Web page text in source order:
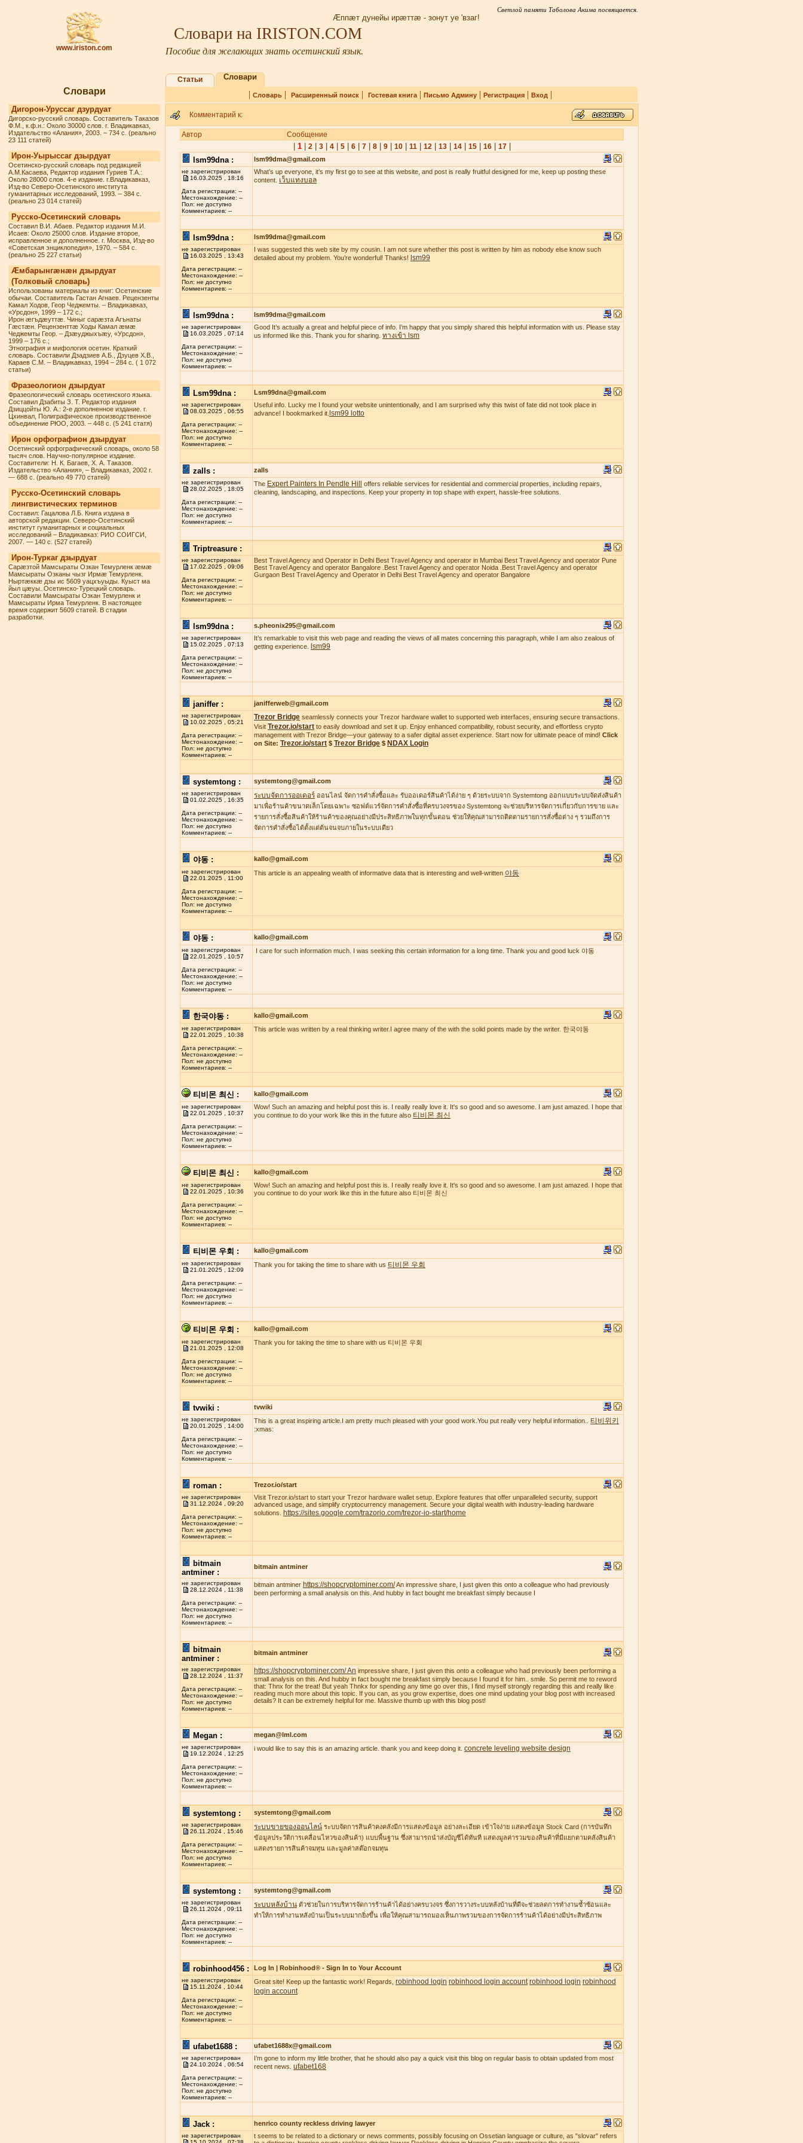
www.iriston.com
Светлой памяти Таболова Акима посвящается.
Æппæт дунейы ирæттæ - зонут уе 'взаг!
Словари на IRISTON.COM
Пособие для желающих знать осетинский язык.
Словари
Дигорон-Уруссаг дзурдуат
Дигорско-русский словарь. Составитель Таказов
Ф.М., к.ф.н.: Около 30000 слов. г. Владикавказ,
Издательство «Алания», 2003. – 734 с. (реально
23 111 статей)
Ирон-Уырыссаг дзырдуат
Осетинско-русский словарь под редакцией
А.М.Касаева, Редактор издания Гуриев Т.А.:
Около 28000 слов. 4-е издание. г.Владикавказ,
Изд-во Северо-Осетинского института
гуманитарных исследований, 1993. – 384 с.
(реально 23 014 статей)
Русско-Осетинский словарь
Составил В.И. Абаев. Редактор издания М.И.
Исаев: Около 25000 слов. Издание второе,
исправленное и дополненное. г. Москва, Изд-во
«Советская энциклопедия», 1970. – 584 с.
(реально 25 227 статьи)
Æмбарынгæнæн дзырдуат
(Толковый словарь)
Использованы материалы из книг: Осетинские
обычаи. Составитель Гастан Агнаев. Рецензенты
Камал Ходов, Геор Чеджемты. – Владикавказ,
«Урсдон», 1999 – 172 с.;
Ирон æгъдæуттæ. Чиныг сарæзта Агънаты
Гæстæн. Рецензенттæ Ходы Камал æмæ
Чеджемты Геор. – Дзæуджыхъæу, «Урсдон»,
1999 – 176 с.;
Этнография и мифология осетин. Краткий
словарь. Составили Дзадзиев А.Б., Дзуцев Х.В.,
Караев С.М. – Владикавказ, 1994 – 284 с. ( 1 072
статьи)
Фразеологион дзырдуат
Фразеологический словарь осетинского языка.
Составил Дзабиты З. Т. Редактор издания
Дзиццойты Ю. А.: 2-е дополненное издание. г.
Цхинвал, Полиграфическое производственное
объединение РЮО, 2003. – 448 с. (5 241 статя)
Ирон орфографион дзырдуат
Осетинский орфографический словарь, около 58
тысяч слов. Научно-популярное издание.
Составители: Н. К. Багаев, Х. А. Таказов.
Издательство «Алания», – Владикавказ, 2002 г.
— 688 с. (реально 49 770 статей)
Русско-Осетинский словарь
лингвистических терминов
Составил: Гацалова Л.Б. Книга издана в
авторской редакции. Северо-Осетинский
институт гуманитарных и социальных
исследований – Владикавказ: РИО СОИГСИ,
2007. — 140 с. (527 статей)
Ирон-Туркаг дзырдуат
Сарæзтой Мамсыраты Озкан Темурленк æмæ
Мамсыраты Озканы чызг Ирмæ Темурленк.
Ныртæккæ дзы ис 5609 уацхъуыды. Куыст ма
йыл цæуы. Осетинско-Турецкий словарь.
Составили Мамсыраты Озкан Темурленк и
Мамсыраты Ирма Темурленк. В настоящее
время содержит 5609 статей. В стадии
разработки.
Статьи Словари
| Словарь| Расширенный поиск| Гостевая книга| Письмо Админу| Регистрация| Вход |
Комментарий к:
Автор Сообщение
1| 2| 3| 4| 5| 6| 7| 8| 9| 10| 11| 12| 13| 14| 15| 16| 17|
lsm99dna :
lsm99dma@gmail.com
не зарегистрирован
16.03.2025 , 18:16
Дата регистрации: --
Местонахождение: --
Пол: не доступно
Комментариев: --
What’s up everyone, it’s my first go to see at this website, and post is really fruitful designed for me, keep up posting these
content. เว็บแทงบอล
lsm99dna : lsm99dma@gmail.com
не зарегистрирован
16.03.2025 , 13:43
Дата регистрации: --
Местонахождение: --
Пол: не доступно
Комментариев: --
I was suggested this web site by my cousin. I am not sure whether this post is written by him as nobody else know such
detailed about my problem. You’re wonderful! Thanks! lsm99
lsm99dna : lsm99dma@gmail.com
не зарегистрирован
16.03.2025 , 07:14
Дата регистрации: --
Местонахождение: --
Пол: не доступно
Комментариев: --
Good It’s actually a great and helpful piece of info. I’m happy that you simply shared this helpful information with us. Please stay
us informed like this. Thank you for sharing. ทางเข้า lsm
Lsm99dna : Lsm99dna@gmail.com
не зарегистрирован
08.03.2025 , 06:55
Дата регистрации: --
Местонахождение: --
Пол: не доступно
Комментариев: --
Useful info. Lucky me I found your website unintentionally, and I am surprised why this twist of fate did not took place in
advance! I bookmarked it. lsm99 lotto
zalls : zalls
не зарегистрирован
28.02.2025 , 18:05
Дата регистрации: --
Местонахождение: --
Пол: не доступно
Комментариев: --
The Expert Painters In Pendle Hill
offers reliable services for residential and commercial properties, including repairs,
cleaning, landscaping, and inspections. Keep your property in top shape with expert, hassle-free solutions.
Triptreasure :
не зарегистрирован
17.02.2025 , 09:06
Дата регистрации: --
Местонахождение: --
Пол: не доступно
Комментариев: --
Best Travel Agency and Operator in Delhi Best Travel Agency and operator in Mumbai Best Travel Agency and operator Pune
Best Travel Agency and operator Bangalore .Best Travel Agency and operator Noida .Best Travel Agency and operator
Gurgaon Best Travel Agency and Operator in Delhi Best Travel Agency and operator Bangalore
lsm99dna : s.pheonix295@gmail.com
не зарегистрирован
15.02.2025 , 07:13
Дата регистрации: --
Местонахождение: --
Пол: не доступно
Комментариев: --
It’s remarkable to visit this web page and reading the views of all mates concerning this paragraph, while I am also zealous of
getting experience.
lsm99
janiffer : janifferweb@gmail.com
не зарегистрирован
10.02.2025 , 05:21
Дата регистрации: --
Местонахождение: --
Пол: не доступно
Комментариев: --
Trezor Bridge seamlessly connects your Trezor hardware wallet to supported web interfaces, ensuring secure transactions.
Visit Trezor.io/start to easily download and set it up. Enjoy enhanced compatibility, robust security, and effortless crypto
management with Trezor Bridge—your gateway to a safer digital asset experience. Start now for ultimate peace of mind! Click
on Site: Trezor.io/start $ Trezor Bridge $ NDAX Login
systemtong : systemtong@gmail.com
не зарегистрирован
01.02.2025 , 16:35
Дата регистрации: --
Местонахождение: --
Пол: не доступно
Комментариев: --
ระบบจัดการออเดอร์ ออนไลน์ จัดการคำสั่งซื้อและ รับออเดอร์สินค้าได้ง่าย ๆ ด้วยระบบจาก Systemtong ออกแบบระบบจัดส่งสินค้า
มาเพื่อร้านค้าขนาดเล็กโดยเฉพาะ ซอฟต์แวร์จัดการคำสั่งซื้อที่ครบวงจรของ Systemtong จะช่วยบริหารจัดการเกี่ยวกับการขาย และ
รายการสั่งซื้อสินค้าให้ร้านค้าของคุณอย่างมีประสิทธิภาพในทุกขั้นตอน ช่วยให้คุณสามารถติดตามรายการสั่งซื้อต่าง ๆ รวมถึงการ
จัดการคำสั่งซื้อได้ตั้งแต่ต้นจนจบภายในระบบเดียว
야동 : kallo@gmail.com
не зарегистрирован
22.01.2025 , 11:00
Дата регистрации: --
Местонахождение: --
Пол: не доступно
Комментариев: --
This article is an appealing wealth of informative data that is interesting and well-written 야동
야동 : kallo@gmail.com
не зарегистрирован
22.01.2025 , 10:57
Дата регистрации: --
Местонахождение: --
Пол: не доступно
Комментариев: --
I care for such information much. I was seeking this certain information for a long time. Thank you and good luck 야동
한국야동 : kallo@gmail.com
не зарегистрирован
22.01.2025 , 10:38
Дата регистрации: --
Местонахождение: --
Пол: не доступно
Комментариев: --
This article was written by a real thinking writer.I agree many of the with the solid points made by the writer. 한국야동
티비몬 최신 : kallo@gmail.com
не зарегистрирован
22.01.2025 , 10:37
Дата регистрации: --
Местонахождение: --
Пол: не доступно
Комментариев: --
Wow! Such an amazing and helpful post this is. I really really love it. It's so good and so awesome. I am just amazed. I hope that
you continue to do your work like this in the future also 티비몬 최신
티비몬 최신 : kallo@gmail.com
не зарегистрирован
22.01.2025 , 10:36
Дата регистрации: --
Местонахождение: --
Пол: не доступно
Комментариев: --
Wow! Such an amazing and helpful post this is. I really really love it. It's so good and so awesome. I am just amazed. I hope that
you continue to do your work like this in the future also 티비몬 최신
티비몬 우회 : kallo@gmail.com
не зарегистрирован
21.01.2025 , 12:09
Дата регистрации: --
Местонахождение: --
Пол: не доступно
Комментариев: --
Thank you for taking the time to share with us 티비몬 우회
티비몬 우회 : kallo@gmail.com
не зарегистрирован
21.01.2025 , 12:08
Дата регистрации: --
Местонахождение: --
Пол: не доступно
Комментариев: --
Thank you for taking the time to share with us 티비몬 우회
tvwiki : tvwiki
не зарегистрирован
20.01.2025 , 14:00
Дата регистрации: --
Местонахождение: --
Пол: не доступно
Комментариев: --
This is a great inspiring article.I am pretty much pleased with your good work.You put really very helpful information.. 티비위키
:xmas:
roman : Trezor.io/start
не зарегистрирован
31.12.2024 , 09:20
Дата регистрации: --
Местонахождение: --
Пол: не доступно
Комментариев: --
Visit Trezor.io/start to start your Trezor hardware wallet setup. Explore features that offer unparalleled security, support
advanced usage, and simplify cryptocurrency management. Secure your digital wealth with industry-leading hardware
solutions.
https://sites.google.com/trazorio.com/trezor-io-start/home
bitmain
antminer :
bitmain antminer
не зарегистрирован
28.12.2024 , 11:38
Дата регистрации: --
Местонахождение: --
Пол: не доступно
Комментариев: --
bitmain antminer https://shopcryptominer.com/An impressive share, I just given this onto a colleague who had previously
been performing a small analysis on this. And hubby in fact bought me breakfast simply because I
bitmain
antminer :
bitmain antminer
не зарегистрирован
28.12.2024 , 11:37
Дата регистрации: --
Местонахождение: --
Пол: не доступно
Комментариев: --
https://shopcryptominer.com/ An impressive share, I just given this onto a colleague who had previously been performing a
small analysis on this. And hubby in fact bought me breakfast simply because I found it for him.. smile. So permit me to reword
that: Thnx for the treat! But yeah Thnkx for spending any time go over this, I find myself strongly regarding this and really like
reading much more about this topic. If you can, as you grow expertise, does one mind updating your blog post with increased
details? It can be extremely helpful for me. Massive thumb up with this blog post!
Megan : megan@lml.com
не зарегистрирован
19.12.2024 , 12:25
Дата регистрации: --
Местонахождение: --
Пол: не доступно
Комментариев: --
i would like to say this is an amazing article. thank you and keep doing it. concrete leveling website design
systemtong : systemtong@gmail.com
не зарегистрирован
26.11.2024 , 15:46
Дата регистрации: --
Местонахождение: --
Пол: не доступно
Комментариев: --
ระบบขายของออนไลน์ ระบบจัดการสินค้าคงคลังมีการแสดงข้อมูล อย่างละเอียด เข้าใจง่าย แสดงข้อมูล Stock Card (การบันทึก
ข้อมูลประวัติการเคลื่อนไหวของสินค้า) แบบพื้นฐาน ซึ่งสามารถนำส่งบัญชีได้ทันที แสดงมูลค่ารวมของสินค้าที่มีแยกตามคลังสินค้า
แสดงรายการสินค้าจมทุน และมูลค่าสต๊อกจมทุน
systemtong : systemtong@gmail.com
не зарегистрирован
26.11.2024 , 09:11
Дата регистрации: --
Местонахождение: --
Пол: не доступно
Комментариев: --
ระบบหลังบ้าน ตัวช่วยในการบริหารจัดการร้านค้าได้อย่างครบวงจร ซึ่งการวางระบบหลังบ้านที่ดีจะช่วยลดการทำงานซ้ำซ้อนและ
ทำให้การทำงานหลังบ้านเป็นระบบมากยิ่งขึ้น เพื่อให้คุณสามารถมองเห็นภาพรวมของการจัดการร้านค้าได้อย่างมีประสิทธิภาพ
robinhood456 : Log In | Robinhood® - Sign In to Your Account
не зарегистрирован
15.11.2024 , 10:44
Дата регистрации: --
Местонахождение: --
Пол: не доступно
Комментариев: --
Great site! Keep up the fantastic work! Regards, robinhood login robinhood login account robinhood login robinhood
login account
ufabet1688 : ufabet1688x@gmail.com
не зарегистрирован
24.10.2024 , 06:54
Дата регистрации: --
Местонахождение: --
Пол: не доступно
Комментариев: --
I’m gone to inform my little brother, that he should also pay a quick visit this blog on regular basis to obtain updated from most
recent news. ufabet168
Jack : henrico county reckless driving lawyer
не зарегистрирован
t seems to be related to a dictionary or news comments, possibly focusing on Ossetian language or culture, as "slovar" refers